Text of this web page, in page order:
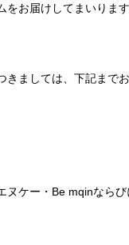
をお届けしてまいりま
ましては、下記までお
ケー・Be mqinなら